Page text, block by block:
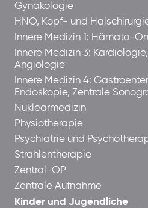
Gynäkologie
HNO, Kopf- und
Innere Medizin 1: Hämato-
Innere Medizin 3:
Angiologie
Innere Medizin 4:
Endoskopie, Zentrale
Nuklearmedizin
Physiotherapie
Psychiatrie und
Strahlentherapie
Zentral-OP
Zentrale Aufnahme
Kinder und Jugendliche